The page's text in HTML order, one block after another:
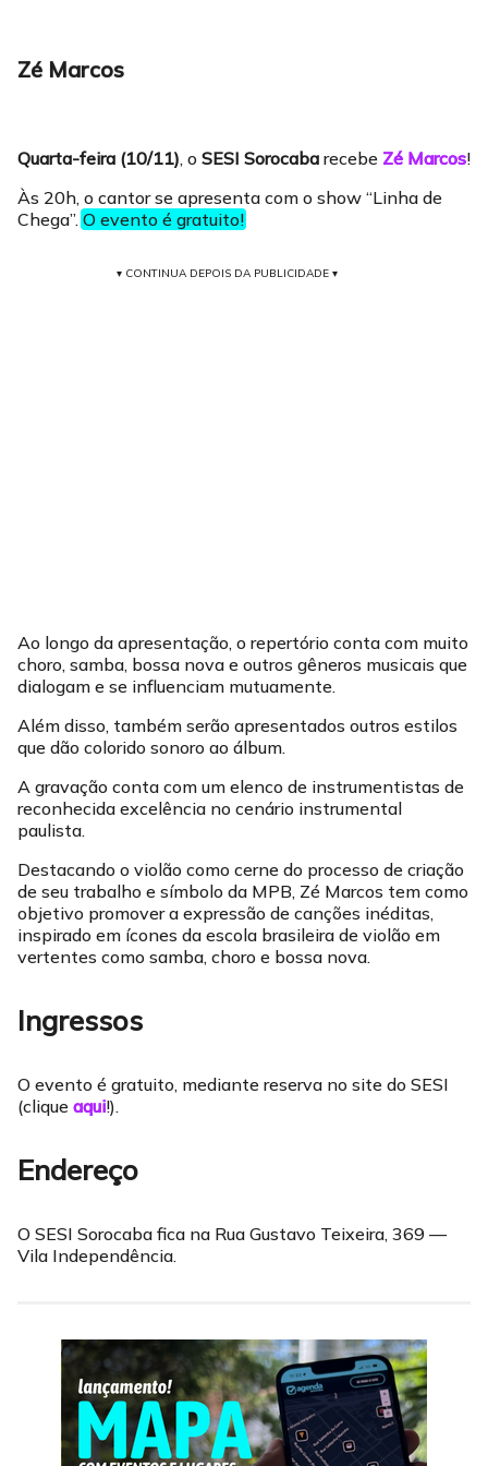
Zé Marcos
Quarta-feira (10/11), o SESI Sorocaba recebe Zé Marcos!
Às 20h, o cantor se apresenta com o show “Linha de
Chega”. O evento é gratuito!
▾ CONTINUA DEPOIS DA PUBLICIDADE ▾
Ao longo da apresentação, o repertório conta com muito
choro, samba, bossa nova e outros gêneros musicais que
dialogam e se influenciam mutuamente.
Além disso, também serão apresentados outros estilos
que dão colorido sonoro ao álbum.
A gravação conta com um elenco de instrumentistas de
reconhecida excelência no cenário instrumental
paulista.
Destacando o violão como cerne do processo de criação
de seu trabalho e símbolo da MPB, Zé Marcos tem como
objetivo promover a expressão de canções inéditas,
inspirado em ícones da escola brasileira de violão em
vertentes como samba, choro e bossa nova.
Ingressos
O evento é gratuito, mediante reserva no site do SESI
(clique aqui!).
Endereço
O SESI Sorocaba fica na Rua Gustavo Teixeira, 369 —
Vila Independência.